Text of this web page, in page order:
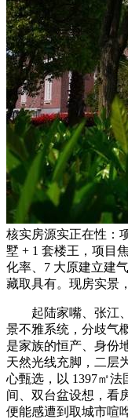
核实房源实正在性：
墅 + 1 套楼王，项目
化率、7 大原建立建
藏取具有。现房实景
起陆家嘴、张江、
景不雅系统，分歧气
是家族的恒产、身份
天然光线充脚，二层
心甄选，以 1397㎡
间、双台盆设想，看
便能感遭到取城市喧